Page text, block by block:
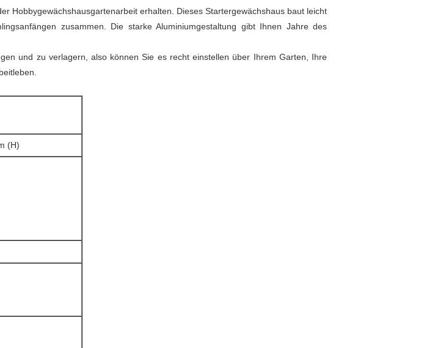
Hobbygewächshausgartenarbeit erhalten. Dieses Startergewächshaus baut leicht
zusammen. Die starke Aluminiumgestaltung gibt Ihnen Jahre des
und zu verlagern, also können Sie es recht einstellen über Ihrem Garten, Ihre
(H)